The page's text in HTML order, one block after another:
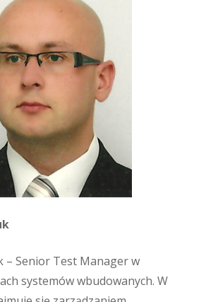
– Senior Test Manager w
systemów wbudowanych. W